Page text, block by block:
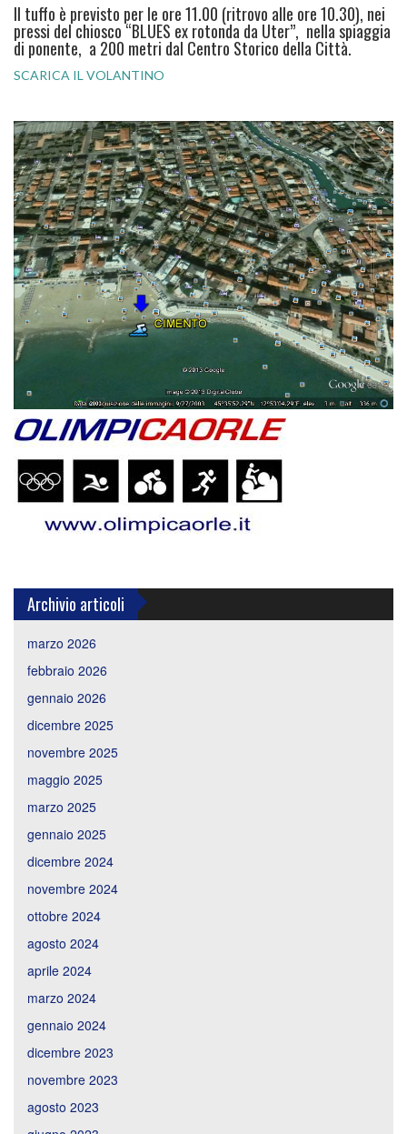
Il tuffo è previsto per le ore 11.00 (ritrovo alle ore 10.30), nei
pressi del chiosco “BLUES ex rotonda da Uter”, nella spiaggia
di ponente, a 200 metri dal Centro Storico della Città.
SCARICA IL VOLANTINO
Archivio articoli
marzo 2026
febbraio 2026
gennaio 2026
dicembre 2025
novembre 2025
maggio 2025
marzo 2025
gennaio 2025
dicembre 2024
novembre 2024
ottobre 2024
agosto 2024
aprile 2024
marzo 2024
gennaio 2024
dicembre 2023
novembre 2023
agosto 2023